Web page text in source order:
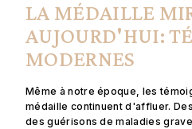
LA MÉDAILLE
AUJOURD'HUI:
MODERNES
Même à notre époque, les
médaille continuent d'affluer.
des guérisons de maladies